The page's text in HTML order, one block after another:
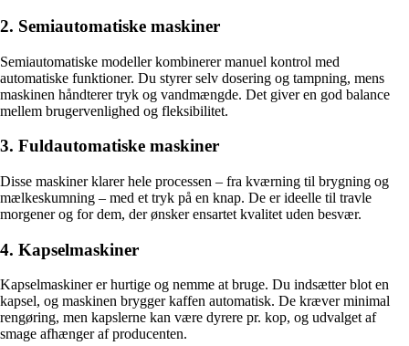
2. Semiautomatiske maskiner
Semiautomatiske modeller kombinerer manuel kontrol med
automatiske funktioner. Du styrer selv dosering og tampning, mens
maskinen håndterer tryk og vandmængde. Det giver en god balance
mellem brugervenlighed og fleksibilitet.
3. Fuldautomatiske maskiner
Disse maskiner klarer hele processen – fra kværning til brygning og
mælkeskumning – med et tryk på en knap. De er ideelle til travle
morgener og for dem, der ønsker ensartet kvalitet uden besvær.
4. Kapselmaskiner
Kapselmaskiner er hurtige og nemme at bruge. Du indsætter blot en
kapsel, og maskinen brygger kaffen automatisk. De kræver minimal
rengøring, men kapslerne kan være dyrere pr. kop, og udvalget af
smage afhænger af producenten.